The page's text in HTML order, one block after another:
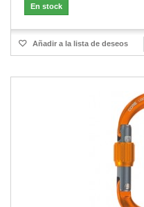
En stock
Añadir a la lista de deseos